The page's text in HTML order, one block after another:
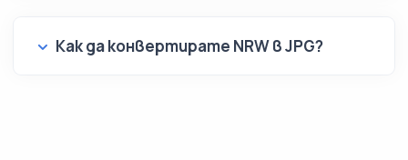
Как да конвертирате NRW в JPG?